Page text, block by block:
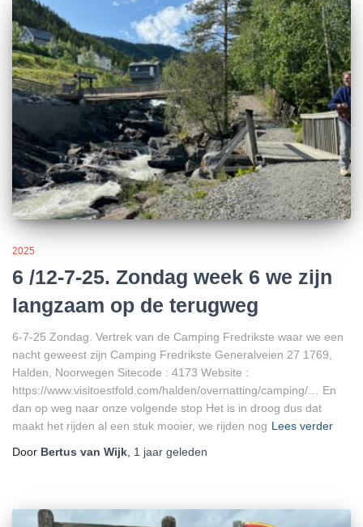
2025
6 /12-7-25. Zondag week 6 we zijn
langzaam op de terugweg
6-7-25 Zondag. Vertrek van de Camping Fredrikste waar we een
nacht geweest zijn Camping Fredrikste Generalveien 27 1769,
Halden, Noorwegen Sitecode : 4173 Website :
https://www.visitoestfold.com/halden/overnatting/camping/… En
dan op weg naar onze volgende stop Het is in droog dus dat
maakt het rijden al een stuk mooier, we rijden nog Lees verder
Door Bertus van Wijk 1 jaar geleden